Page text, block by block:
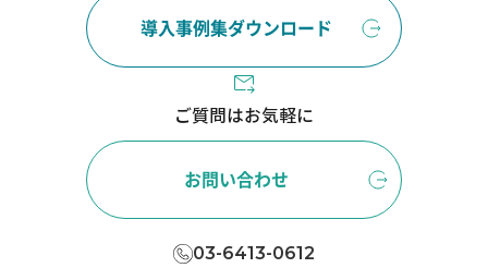
導入事例集ダウンロード
ご質問はお気軽に
お問い合わせ
03-6413-0612